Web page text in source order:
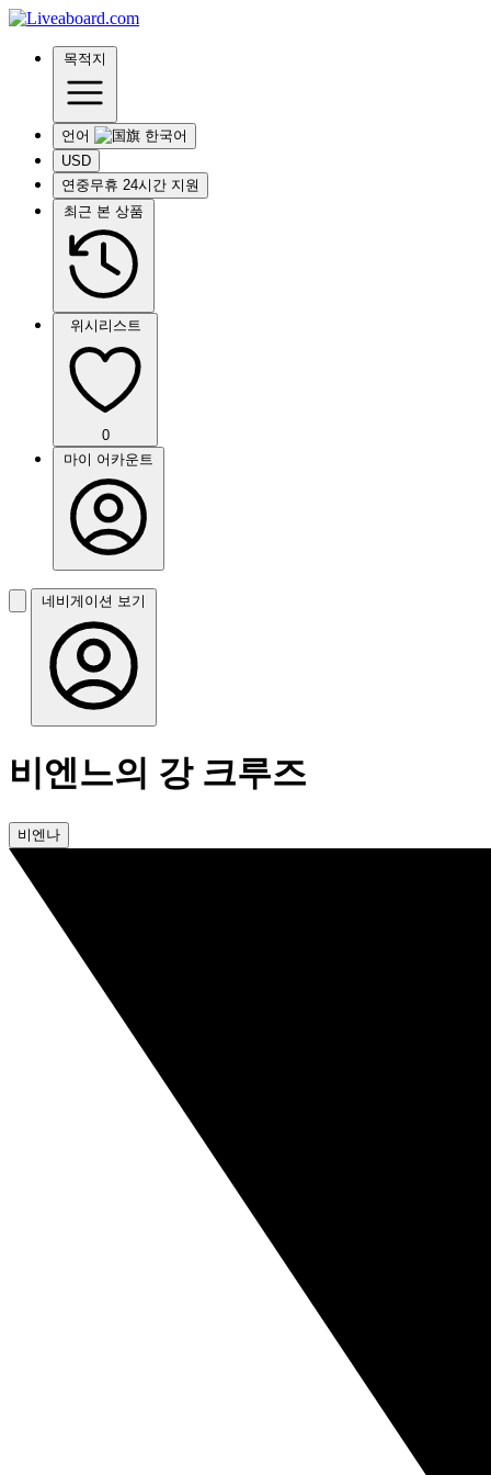
목적지
언어
USD
연중무휴 24시간 지원
최근 본 상품
위시리스트
0
마이 어카운트
네비게이션 보기
비엔느의 강 크루즈
비엔나